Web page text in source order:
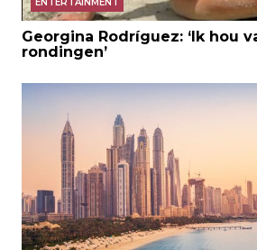
Georgina Rodríguez: ‘Ik hou
rondingen’